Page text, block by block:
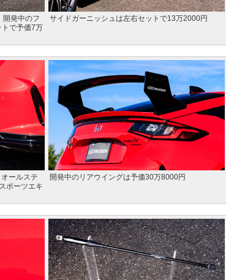
開発中のフ
トで予価7万
サイドガーニッシュは左右セットで13万2000円
ールステ
ポーツエキ
開発中のリアウイングは予価30万8000円